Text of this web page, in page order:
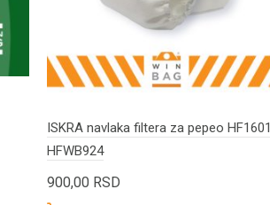
ISKRA navlaka filtera za pepeo HF1601
HFWB924
900,00 RSD